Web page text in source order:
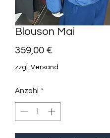
Blouson Mai
359,00 €Preis
zzgl. Versand
Anzahl *